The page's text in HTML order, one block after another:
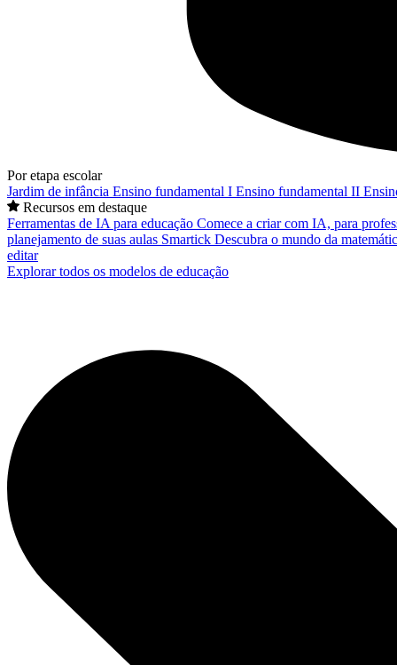
Por etapa escolar
Jardim de infância Ensino fundamental I Ensino fundamental II
Recursos em destaque
Ferramentas de IA para educação Comece a criar com IA, para
planejamento de suas aulas Smartick Descubra o mundo da
editar
Explorar todos os modelos de educação